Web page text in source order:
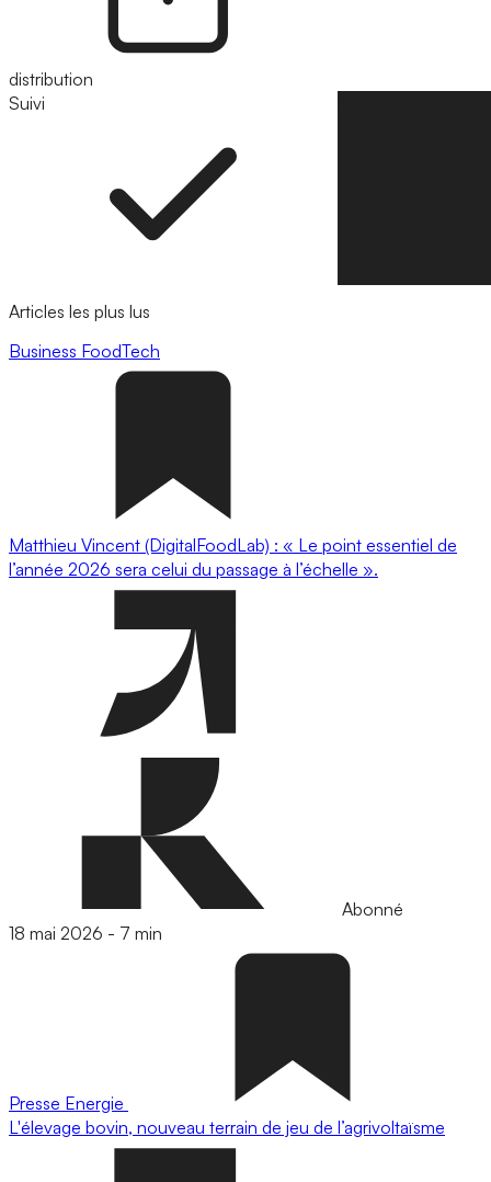
distribution
Suivi
Articles les plus lus
Business FoodTech
Matthieu Vincent (DigitalFoodLab) : « Le point essentiel de
l’année 2026 sera celui du passage à l’échelle ».
Abonné
18 mai 2026 - 7 min
Presse Energie
L'élevage bovin, nouveau terrain de jeu de l’agrivoltaïsme